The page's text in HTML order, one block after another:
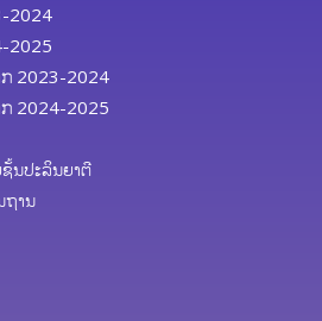
2024
2025
ກ 2023-2024
ກ 2024-2025
ນປະລິນຍາຕີ
ານ